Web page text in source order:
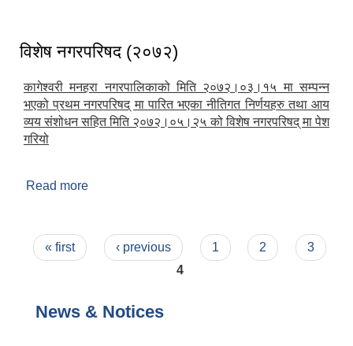
विशेष नगरपरिषद (२०७२)
कागेश्वरी मनहरा नगरपालिकाको मिति २०७२।०३।१५ मा सम्पन्न
भएको प्रथम नगरपरिषद् मा पारित भएका नीतिगत निर्णयहरु तथा आय
व्यय संशोधन सहित मिति २०७२।०५।२५ को विशेष नगरपरिषद् मा पेश
गरियो
Read more
Pages
« first ‹ previous 1 2
3
4
News & Notices